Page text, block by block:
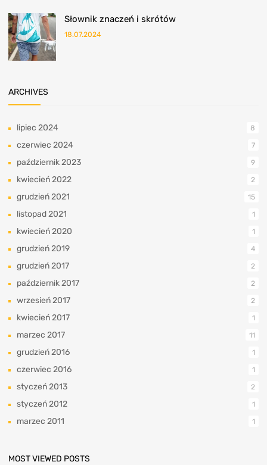
Słownik znaczeń i skrótów
18.07.2024
ARCHIVES
lipiec 2024 8
czerwiec 2024 7
październik 2023 9
kwiecień 2022 2
grudzień 2021 15
listopad 2021 1
kwiecień 2020 1
grudzień 2019 4
grudzień 2017 2
październik 2017 2
wrzesień 2017 2
kwiecień 2017 1
marzec 2017 11
grudzień 2016 1
czerwiec 2016 1
styczeń 2013 2
styczeń 2012 1
marzec 2011 1
MOST VIEWED POSTS